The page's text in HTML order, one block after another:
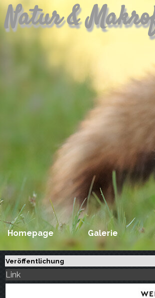
Homepage Galerie
Natur &
Veröffentlichung
Link